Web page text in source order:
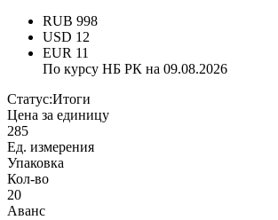
RUB 998
USD 12
EUR 11
По курсу НБ РК на 09.08.2026
Статус:Итоги
Цена за единицу
285
Ед. измерения
Упаковка
Кол-во
20
Аванс